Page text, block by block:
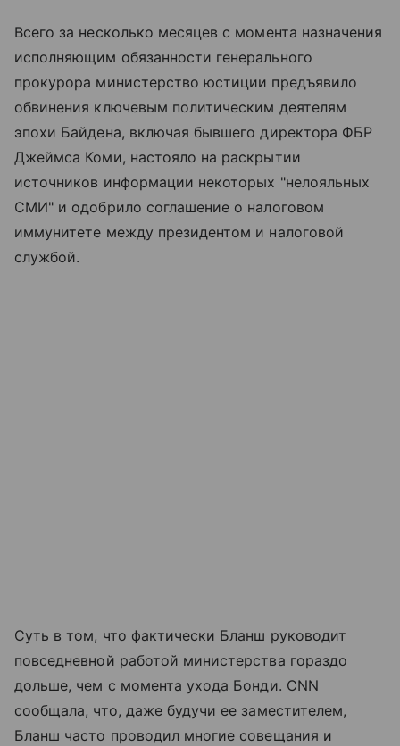
Всего за несколько месяцев с момента назначения
исполняющим обязанности генерального
прокурора министерство юстиции предъявило
обвинения ключевым политическим деятелям
эпохи Байдена, включая бывшего директора ФБР
Джеймса Коми, настояло на раскрытии
источников информации некоторых "нелояльных
СМИ" и одобрило соглашение о налоговом
иммунитете между президентом и налоговой
службой.
Суть в том, что фактически Бланш руководит
повседневной работой министерства гораздо
дольше, чем с момента ухода Бонди. CNN
сообщала, что, даже будучи ее заместителем,
Бланш часто проводил многие совещания и